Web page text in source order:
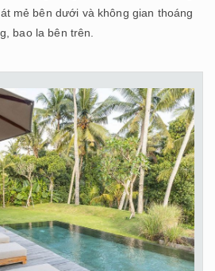
mẻ bên dưới và không gian thoáng
bao la bên trên.